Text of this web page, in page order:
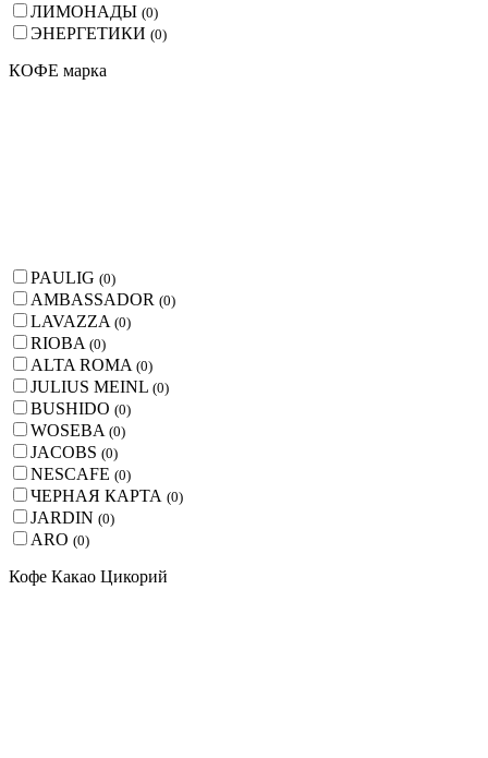
ЛИМОНАДЫ (0)
ЭНЕРГЕТИКИ (0)
КОФЕ марка
PAULIG (0)
AMBASSADOR (0)
LAVAZZA (0)
RIOBA (0)
ALTA ROMA (0)
JULIUS MEINL (0)
BUSHIDO (0)
WOSEBA (0)
JACOBS (0)
NESCAFE (0)
ЧЕРНАЯ КАРТА (0)
JARDIN (0)
ARO (0)
Кофе Какао Цикорий